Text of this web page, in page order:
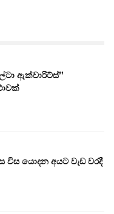
ඇක්වාරිට්ස්”
විස යොදන අයට වැඩ වරදී